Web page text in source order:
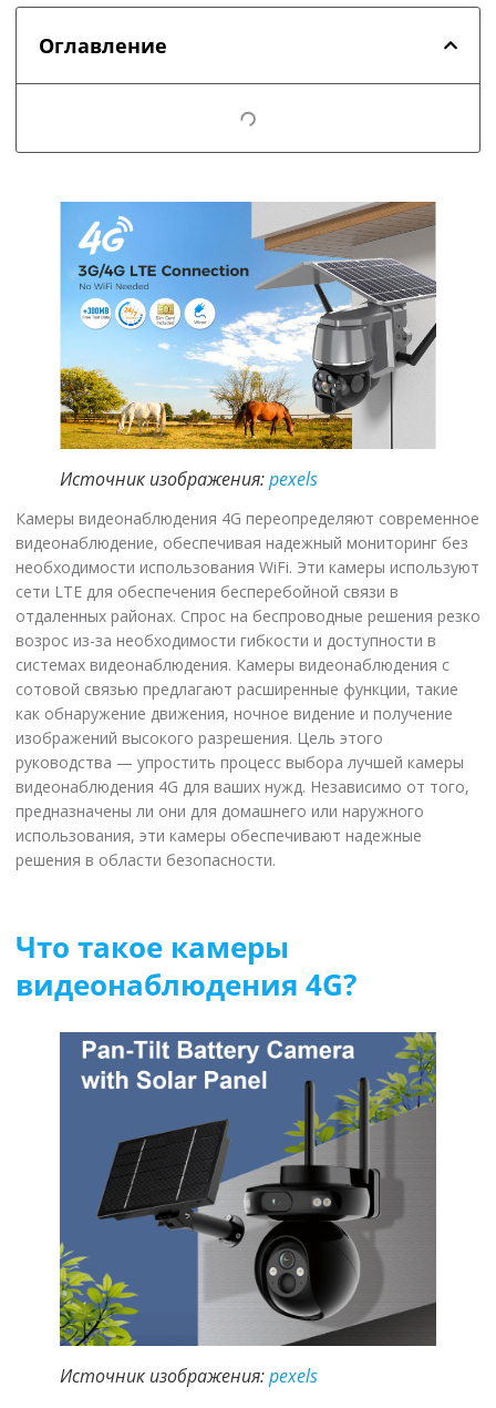
Оглавление
Источник изображения:pexels
Камеры видеонаблюдения 4G переопределяют современное
видеонаблюдение, обеспечивая надежный мониторинг без
необходимости использования WiFi. Эти камеры используют
сети LTE для обеспечения бесперебойной связи в
отдаленных районах. Спрос на беспроводные решения резко
возрос из-за необходимости гибкости и доступности в
системах видеонаблюдения. Камеры видеонаблюдения с
сотовой связью предлагают расширенные функции, такие
как обнаружение движения, ночное видение и получение
изображений высокого разрешения. Цель этого
руководства — упростить процесс выбора лучшей камеры
видеонаблюдения 4G для ваших нужд. Независимо от того,
предназначены ли они для домашнего или наружного
использования, эти камеры обеспечивают надежные
решения в области безопасности.
Что такое камеры
видеонаблюдения 4G?
Источник изображения:pexels